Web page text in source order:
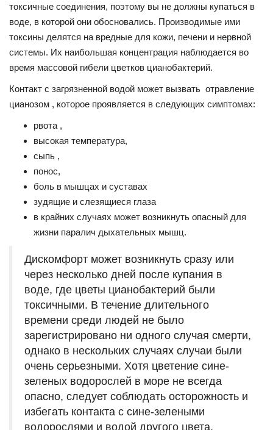
токсичные соединения, поэтому вы не должны купаться в
воде, в которой они обосновались. Производимые ими
токсины делятся на вредные для кожи, печени и нервной
системы. Их наибольшая концентрация наблюдается во
время массовой гибели цветков цианобактерий.
Контакт с загрязненной водой может вызвать отравление
цианозом , которое проявляется в следующих симптомах:
рвота ,
высокая температура,
сыпь ,
понос,
боль в мышцах и суставах
зудящие и слезящиеся глаза
в крайних случаях может возникнуть опасный для
жизни паралич дыхательных мышц.
Дискомфорт может возникнуть сразу или
через несколько дней после купания в
воде, где цветы цианобактерий были
токсичными. В течение длительного
времени среди людей не было
зарегистрировано ни одного случая смерти,
однако в нескольких случаях случаи были
очень серьезными. Хотя цветение сине-
зеленых водорослей в море не всегда
опасно, следует соблюдать осторожность и
избегать контакта с сине-зелеными
водорослями и водой другого цвета.